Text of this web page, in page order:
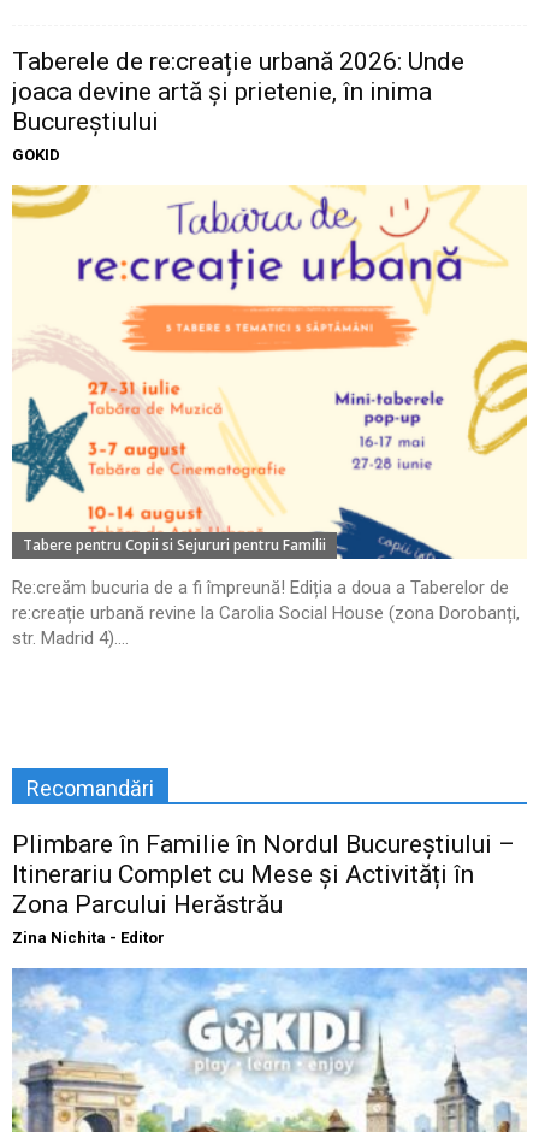
Taberele de re:creație urbană 2026: Unde
joaca devine artă și prietenie, în inima
Bucureștiului
GOKID
Tabere pentru Copii si Sejururi pentru Familii
Re:creăm bucuria de a fi împreună! Ediția a doua a Taberelor de
re:creație urbană revine la Carolia Social House (zona Dorobanți,
str. Madrid 4)....
Recomandări
Plimbare în Familie în Nordul Bucureștiului –
Itinerariu Complet cu Mese și Activități în
Zona Parcului Herăstrău
Zina Nichita - Editor